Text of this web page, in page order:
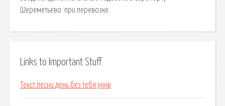
Шереметьево: при перевозке.
Links to Important Stuff
Текст песни день без тебя уннв